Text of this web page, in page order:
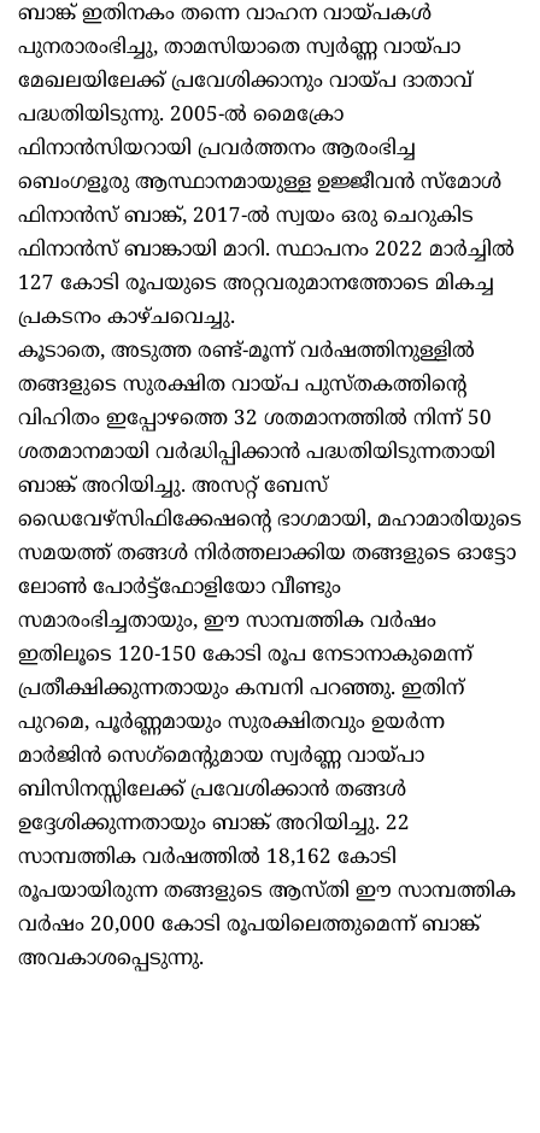
ബാങ്ക് ഇതിനകം തന്നെ വാഹന വായ്പകൾ
പുനരാരംഭിച്ചു, താമസിയാതെ സ്വർണ്ണ വായ്പാ
മേഖലയിലേക്ക് പ്രവേശിക്കാനും വായ്പ ദാതാവ്
പദ്ധതിയിടുന്നു. 2005-ൽ മൈക്രോ
ഫിനാൻസിയറായി പ്രവർത്തനം ആരംഭിച്ച
ബെംഗളൂരു ആസ്ഥാനമായുള്ള ഉജ്ജീവൻ സ്മോൾ
ഫിനാൻസ് ബാങ്ക്, 2017-ൽ സ്വയം ഒരു ചെറുകിട
ഫിനാൻസ് ബാങ്കായി മാറി. സ്ഥാപനം 2022 മാർച്ചിൽ
127 കോടി രൂപയുടെ അറ്റവരുമാനത്തോടെ മികച്ച
പ്രകടനം കാഴ്ചവെച്ചു.
കൂടാതെ, അടുത്ത രണ്ട്-മൂന്ന് വർഷത്തിനുള്ളിൽ
തങ്ങളുടെ സുരക്ഷിത വായ്പ പുസ്തകത്തിന്റെ
വിഹിതം ഇപ്പോഴത്തെ 32 ശതമാനത്തിൽ നിന്ന് 50
ശതമാനമായി വർദ്ധിപ്പിക്കാൻ പദ്ധതിയിടുന്നതായി
ബാങ്ക് അറിയിച്ചു. അസറ്റ് ബേസ്
ഡൈവേഴ്സിഫിക്കേഷന്റെ ഭാഗമായി, മഹാമാരിയുടെ
സമയത്ത് തങ്ങൾ നിർത്തലാക്കിയ തങ്ങളുടെ ഓട്ടോ
ലോൺ പോർട്ട്‌ഫോളിയോ വീണ്ടും
സമാരംഭിച്ചതായും, ഈ സാമ്പത്തിക വർഷം
ഇതിലൂടെ 120-150 കോടി രൂപ നേടാനാകുമെന്ന്
പ്രതീക്ഷിക്കുന്നതായും കമ്പനി പറഞ്ഞു. ഇതിന്
പുറമെ, പൂർണ്ണമായും സുരക്ഷിതവും ഉയർന്ന
മാർജിൻ സെഗ്‌മെന്റുമായ സ്വർണ്ണ വായ്പാ
ബിസിനസ്സിലേക്ക് പ്രവേശിക്കാൻ തങ്ങൾ
ഉദ്ദേശിക്കുന്നതായും ബാങ്ക് അറിയിച്ചു. 22
സാമ്പത്തിക വർഷത്തിൽ 18,162 കോടി
രൂപയായിരുന്ന തങ്ങളുടെ ആസ്തി ഈ സാമ്പത്തിക
വർഷം 20,000 കോടി രൂപയിലെത്തുമെന്ന് ബാങ്ക്
അവകാശപ്പെടുന്നു.